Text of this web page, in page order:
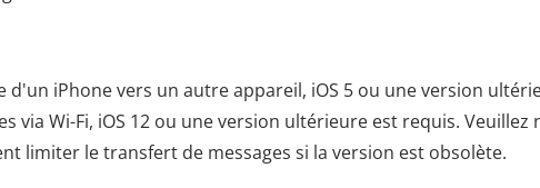
d'un iPhone vers un autre appareil, iOS 5 ou une version
via Wi-Fi, iOS 12 ou une version ultérieure est requis. Veuillez
limiter le transfert de messages si la version est obsolète.